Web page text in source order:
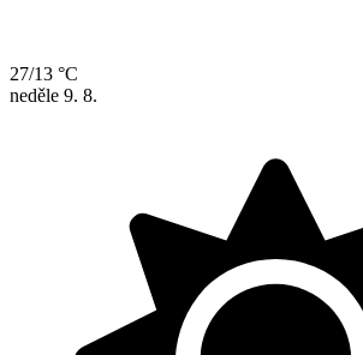
27/13 °C
neděle 9. 8.